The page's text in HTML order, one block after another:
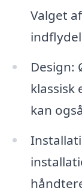
Valget
Design:
klassisk
kan